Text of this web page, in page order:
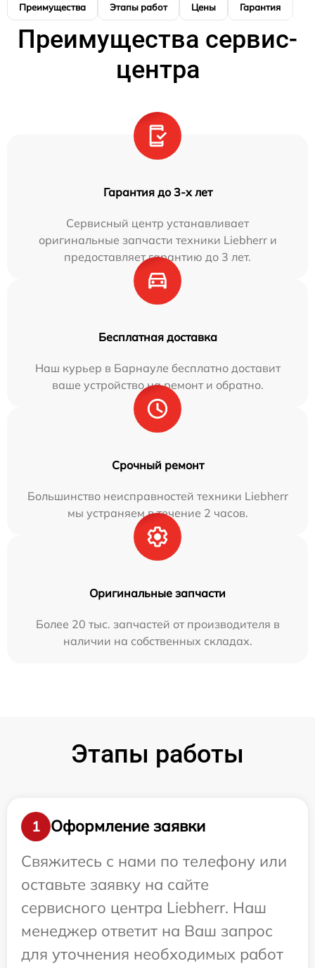
Преимущества Этапы работ Цены Гарантия
Преимущества сервис-
центра
Гарантия до 3-х лет
Сервисный центр устанавливает
оригинальные запчасти техники Liebherr и
предоставляет гарантию до 3 лет.
Бесплатная доставка
Наш курьер в Барнауле бесплатно доставит
ваше устройство на ремонт и обратно.
Срочный ремонт
Большинство неисправностей техники Liebherr
мы устраняем в течение 2 часов.
Оригинальные запчасти
Более 20 тыс. запчастей от производителя в
наличии на собственных складах.
Этапы работы
1
Оформление заявки
Свяжитесь с нами по телефону или
оставьте заявку на сайте
сервисного центра Liebherr. Наш
менеджер ответит на Ваш запрос
для уточнения необходимых работ